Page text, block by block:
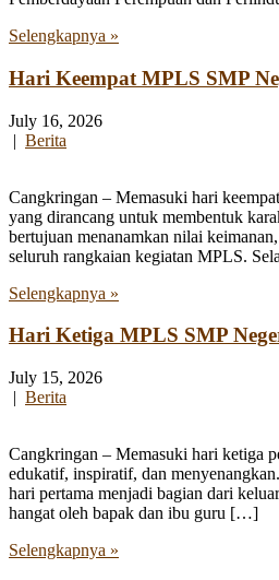
Selengkapnya »
Hari Keempat MPLS SMP
July 16, 2026
| Berita
Cangkringan – Memasuki hari
yang dirancang untuk membentuk
bertujuan menanamkan nilai
seluruh rangkaian kegiatan MPLS.
Selengkapnya »
Hari Ketiga MPLS SMP
July 15, 2026
| Berita
Cangkringan – Memasuki hari ketiga
edukatif, inspiratif, dan
hari pertama menjadi bagian dari
hangat oleh bapak dan ibu guru […]
Selengkapnya »